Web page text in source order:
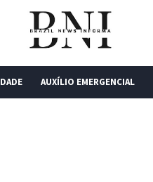
AUXÍLIO EMERGENCIAL